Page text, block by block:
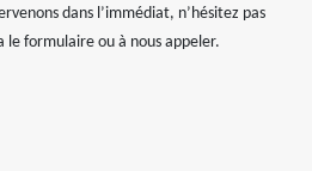
dans l’immédiat, n’hésitez pas
le formulaire ou à nous appeler.